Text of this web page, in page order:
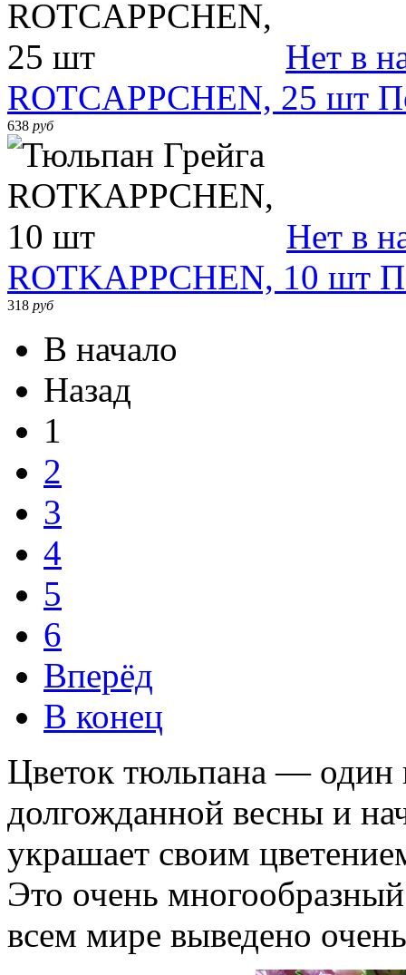
Нет в
ROTCAPPCHEN, 25 шт
638 руб
Нет в
ROTKAPPCHEN, 10 шт
318 руб
В начало
Назад
1
2
3
4
5
6
Вперёд
В конец
Цветок тюльпана — один
долгожданной весны и
украшает своим
Это очень
всем мире выведено